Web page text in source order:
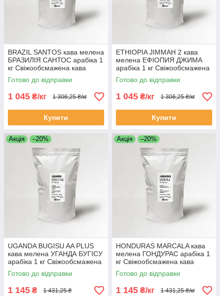
BRAZIL SANTOS кава мелена
БРАЗИЛІЯ САНТОС арабіка 1
кг Свіжообсмажена кава
мелена Моносорт
Готово до відправки
1 045 ₴/кг 1 306,25 ₴/кг
Купити
ETHIOPIA JIMMAH 2 кава
мелена ЕФІОПИЯ ДЖИМА
арабіка 1 кг Свіжообсмажена
кава мелена Моносорт
Готово до відправки
1 045 ₴/кг 1 306,25 ₴/кг
Купити
Акція –20%
UGANDA BUGISU AA PLUS
кава мелена УГАНДА БУГІСУ
арабіка 1 кг Свіжообсмажена
кава мелена Моносорт
Готово до відправки
1 145 ₴ 1 431,25 ₴
Акція –20%
HONDURAS MARCALA кава
мелена ГОНДУРАС арабіка 1
кг Свіжообсмажена кава
мелена Моносорт
Готово до відправки
1 145 ₴/кг 1 431,25 ₴/кг